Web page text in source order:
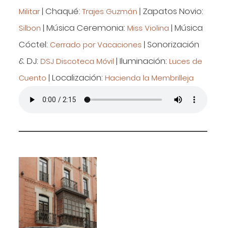
Militar | Chaqué: Trajes Guzmán | Zapatos Novio:
Silbon | Música Ceremonia: Miss Violina | Música
Cóctel: Cerrado por Vacaciones | Sonorización
& DJ: DSJ Discoteca Móvil | Iluminación: Luces de
Cuento | Localización: Hacienda la Membrilleja